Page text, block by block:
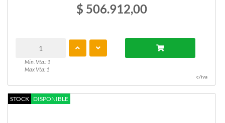
$ 506.912,00
Min. Vta.: 1
Max Vta: 1
c/iva
STOCK DISPONIBLE